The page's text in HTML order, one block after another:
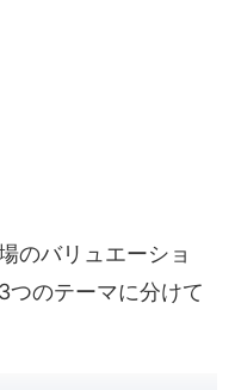
のバリュエーショ
つのテーマに分けて